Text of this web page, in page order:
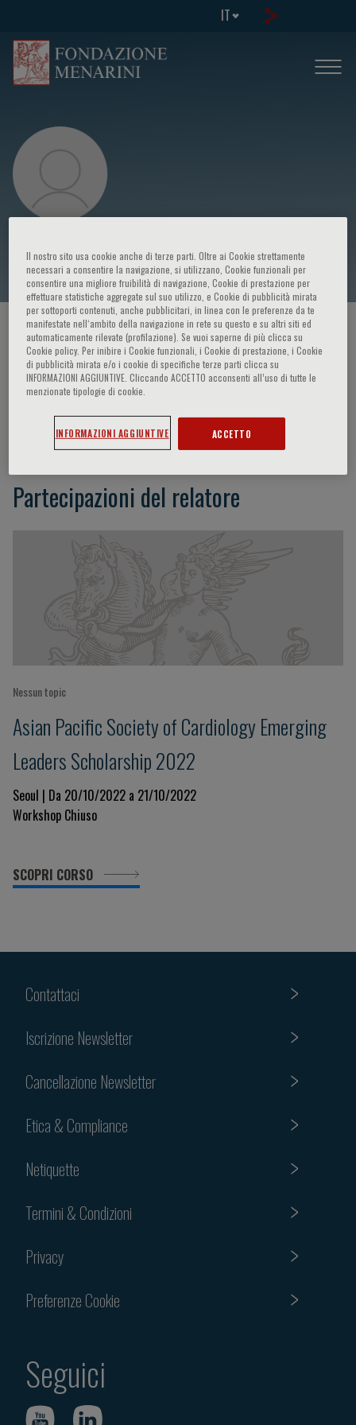
IT
K. Sin
HOME PAGE / CORSI ED EVENTI / RELATORE
K. Sin
Partecipazioni del relatore
Nessun topic
Asian Pacific Society of Cardiology Emerging
Leaders Scholarship 2022
Seoul | Da 20/10/2022 a 21/10/2022
Workshop Chiuso
SCOPRI CORSO
Contattaci
Iscrizione Newsletter
Cancellazione Newsletter
Etica & Compliance
Netiquette
Termini & Condizioni
Privacy
Preferenze Cookie
Seguici
Il nostro sito usa cookie anche di terze parti. Oltre ai Cookie strettamente
necessari a consentire la navigazione, si utilizzano, Cookie funzionali per
consentire una migliore fruibilità di navigazione, Cookie di prestazione per
effettuare statistiche aggregate sul suo utilizzo, e Cookie di pubblicità mirata
per sottoporti contenuti, anche pubblicitari, in linea con le preferenze da te
manifestate nell‘ambito della navigazione in rete su questo e su altri siti ed
automaticamente rilevate (profilazione). Se vuoi saperne di più clicca su
Cookie policy. Per inibire i Cookie funzionali, i Cookie di prestazione, i Cookie
di pubblicità mirata e/o i cookie di specifiche terze parti clicca su
INFORMAZIONI AGGIUNTIVE. Cliccando ACCETTO acconsenti all’uso di tutte le
menzionate tipologie di cookie.
INFORMAZIONI AGGIUNTIVE ACCETTO